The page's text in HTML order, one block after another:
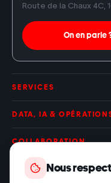
Route de la Chaux 4C,
On en parle
SERVICES
Applications web
Applications mobiles
SaaS & produits
DATA, IA &
IA & agents
Automatisations
COLLABORATION
Renfort d'équipe
SOLUTIONS
Nous